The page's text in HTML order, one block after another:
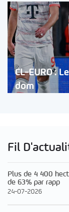
CL-EURO :
dom
Fil
Plus de 4 400
de 63% par rapp
24-07-2026